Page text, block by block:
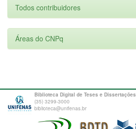
Todos contribuidores
Áreas do CNPq
Biblioteca Digital de Teses e Dissertações
(35) 3299-3000
biblioteca@unifenas.br